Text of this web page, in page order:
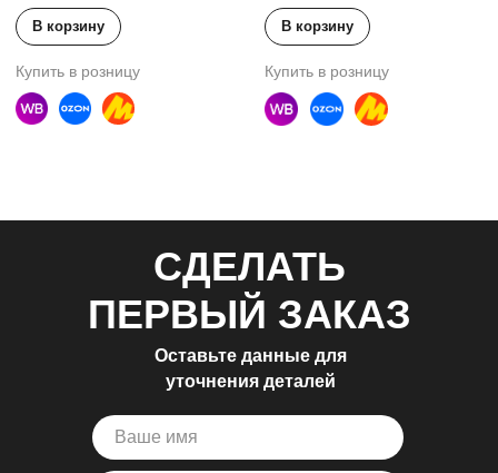
СДЕЛАТЬ
ПЕРВЫЙ ЗАКАЗ
Оставьте данные для
уточнения деталей